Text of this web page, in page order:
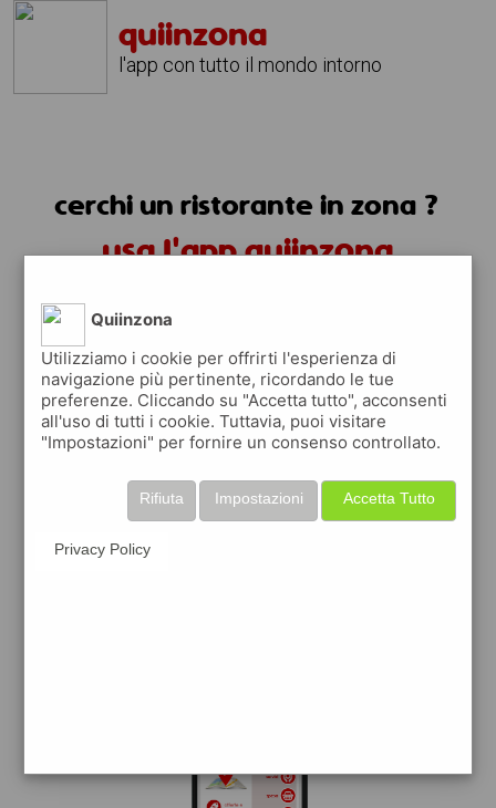
quiinzona
l'app con tutto il mondo intorno
cerchi un ristorante in zona ?
usa l'app quiinzona
ristoranti in zona
trovi i ristoranti più vicino a te e tutti i
posti dove mangiare vicino a te
Quiinzona
Utilizziamo i cookie per offrirti l'esperienza di
navigazione più pertinente, ricordando le tue
preferenze. Cliccando su "Accetta tutto", acconsenti
all'uso di tutti i cookie. Tuttavia, puoi visitare
"Impostazioni" per fornire un consenso controllato.
Accetta Tutto
Impostazioni
Rifiuta
Privacy Policy